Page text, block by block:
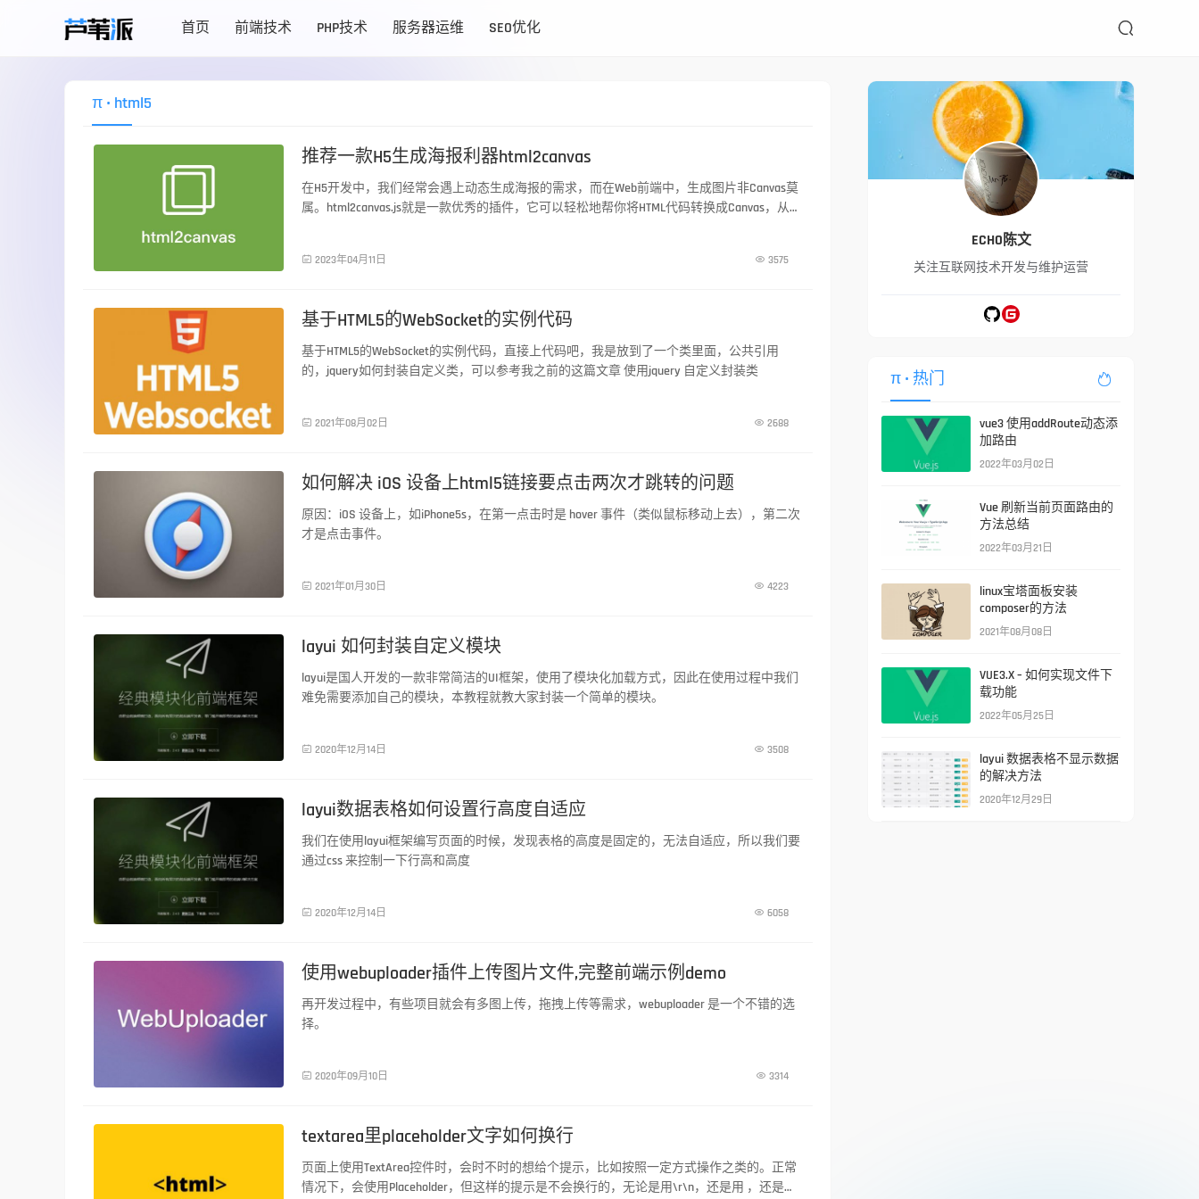
首页 前端技术 PHP技术 服务器运维 SEO优化 
π • html5
推荐一款H5生成海报利器html2canvas
在H5开发中，我们经常会遇上动态生成海报的需求，而在Web前端中，生成图片非Canvas莫
属。html2canvas.js就是一款优秀的插件，它可以轻松地帮你将HTML代码转换成Canvas，从而
 2023年04月11日  3575
前端技术
基于HTML5的WebSocket的实例代码
基于HTML5的WebSocket的实例代码，直接上代码吧，我是放到了一个类里面，公共引用
的，jquery如何封装自定义类，可以参考我之前的这篇文章 使用jquery 自定义封装类
 2021年08月02日  2688
如何解决 iOS 设备上html5链接要点击两次才跳转的问题
原因：iOS 设备上，如iPhone5s，在第一点击时是 hover 事件（类似鼠标移动上去），第二次
才是点击事件。
 2021年01月30日  4223
layui 如何封装自定义模块
layui是国人开发的一款非常简洁的UI框架，使用了模块化加载方式，因此在使用过程中我们
难免需要添加自己的模块，本教程就教大家封装一个简单的模块。
 2020年12月14日  3508
layui数据表格如何设置行高度自适应
我们在使用layui框架编写页面的时候，发现表格的高度是固定的，无法自适应，所以我们要
通过css 来控制一下行高和高度
 2020年12月14日  6058
使用webuploader插件上传图片文件,完整前端示例demo
再开发过程中，有些项目就会有多图上传，拖拽上传等需求，webuploader 是一个不错的选
择。
 2020年09月10日  3314
textarea里placeholder文字如何换行
页面上使用TextArea控件时，会时不时的想给个提示，比如按照一定方式操作之类的。正常
情况下，会使用Placeholder，但这样的提示是不会换行的，无论是用\r\n，还是用 ，还是
ECHO陈文
关注互联网技术开发与维护运营
π • 热门 
vue3 使用addRoute动态添
加路由
2022年03月02日
Vue 刷新当前页面路由的
方法总结
2022年03月21日
linux宝塔面板安装
composer的方法
2021年08月08日
VUE3.X – 如何实现文件下
载功能
2022年05月25日
layui 数据表格不显示数据
的解决方法
2020年12月29日